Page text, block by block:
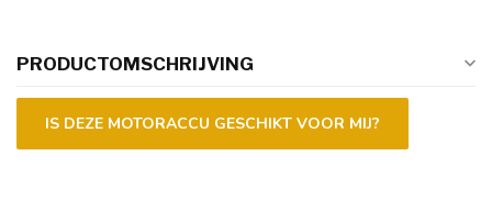
PRODUCTOMSCHRIJVING
IS DEZE MOTORACCU GESCHIKT VOOR MIJ?